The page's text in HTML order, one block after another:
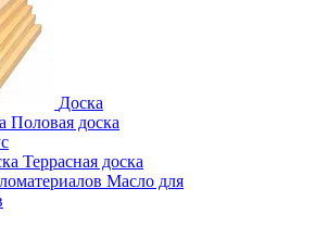
Доска
Половая доска
Террасная доска
Масло для